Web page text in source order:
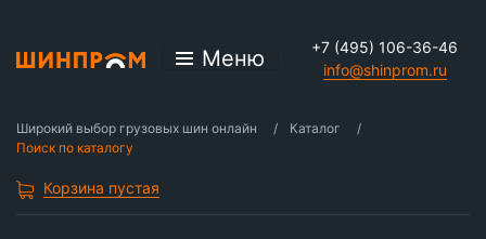
Меню
+7 (495) 106-36-46
info@shinprom.ru
Широкий выбор грузовых шин онлайн
Каталог
Поиск по каталогу
Корзина пустая